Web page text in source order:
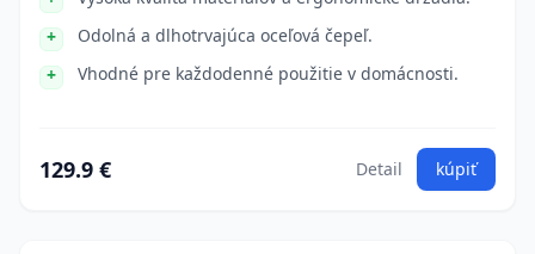
Odolná a dlhotrvajúca oceľová čepeľ.
Vhodné pre každodenné použitie v domácnosti.
129.9 € Detail kúpiť